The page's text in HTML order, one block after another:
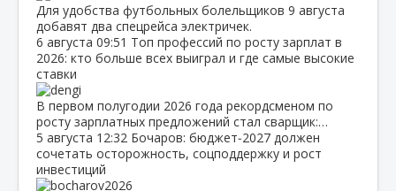
Для удобства футбольных болельщиков 9 августа
добавят два спецрейса электричек.
6 августа 09:51 Топ профессий по росту зарплат в
2026: кто больше всех выиграл и где самые высокие
ставки
В первом полугодии 2026 года рекордсменом по
росту зарплатных предложений стал сварщик:…
5 августа 12:32 Бочаров: бюджет‑2027 должен
сочетать осторожность, соцподдержку и рост
инвестиций